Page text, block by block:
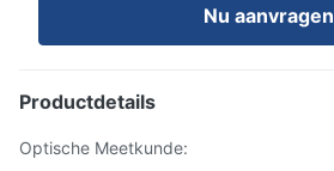
Nu aanvragen
Productdetails
Optische Meetkunde: